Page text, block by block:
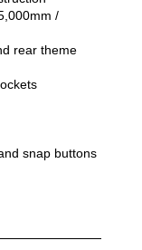
/
rear theme
snap buttons